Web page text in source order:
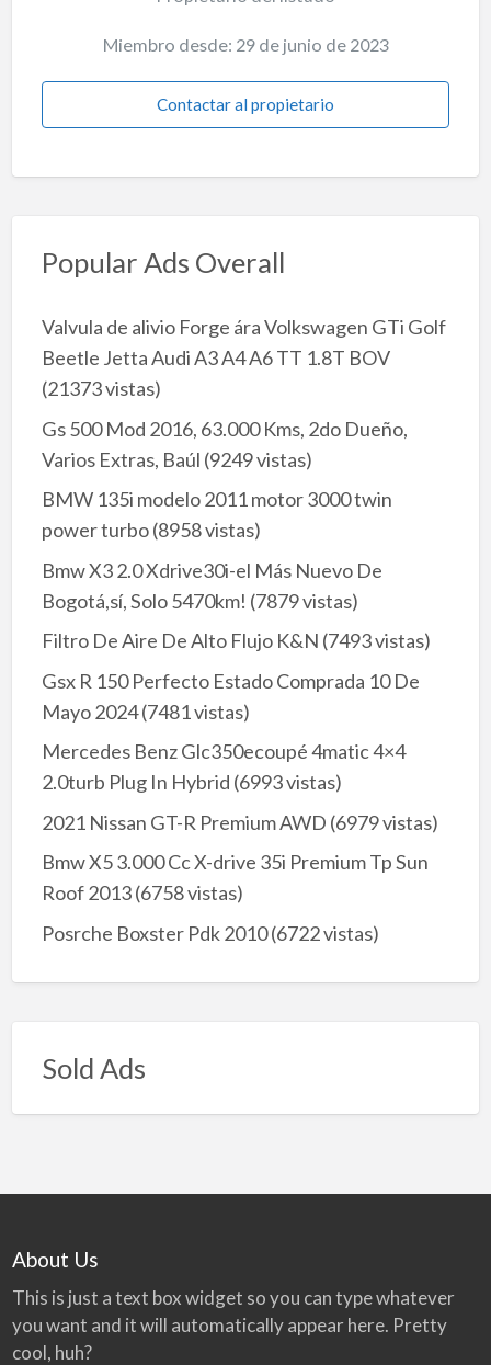
Miembro desde: 29 de junio de 2023
Contactar al propietario
Popular Ads Overall
Valvula de alivio Forge ára Volkswagen GTi Golf
Beetle Jetta Audi A3 A4 A6 TT 1.8T BOV
(21373 vistas)
Gs 500 Mod 2016, 63.000 Kms, 2do Dueño,
Varios Extras, Baúl (9249 vistas)
BMW 135i modelo 2011 motor 3000 twin
power turbo(8958 vistas)
Bmw X3 2.0 Xdrive30i-el Más Nuevo De
Bogotá,sí, Solo 5470km! (7879 vistas)
Filtro De Aire De Alto Flujo K&N (7493 vistas)
Gsx R 150 Perfecto Estado Comprada 10 De
Mayo 2024(7481 vistas)
Mercedes Benz Glc350ecoupé 4matic 4×4
2.0turb Plug In Hybrid (6993 vistas)
2021 Nissan GT-R Premium AWD (6979 vistas)
Bmw X5 3.000 Cc X-drive 35i Premium Tp Sun
Roof 2013(6758 vistas)
Posrche Boxster Pdk 2010(6722 vistas)
Sold Ads
About Us
This is just a text box widget so you can type whatever
you want and it will automatically appear here. Pretty
cool, huh?